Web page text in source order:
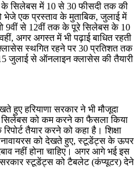
के सिलेबस में 10 से 30 फीसदी तक की
भेजे एक प्रस्ताव के मुताबिक, जुलाई में
9वीं से 12वीं तक के पूरे सिलेबस के 10
अगर अगस्त में भी पढ़ाई बाधित रहती
स्थगित रहने पर 30 प्रतिशत तक
जुलाई से ऑनलाइन क्लासेस की तैयारी
हुए हरियाणा सरकार ने भी मौजूदा
को कम करने का फैसला किया
तैयार करने को कहा है। शिक्षा
को देखते हुए, स्टूडेंट्स के ऊपर
नहीं होना चाहिए। अगर आगे भई इस
सरकार स्टूडेंट्स को टैबलेट (कंप्यूटर) देने